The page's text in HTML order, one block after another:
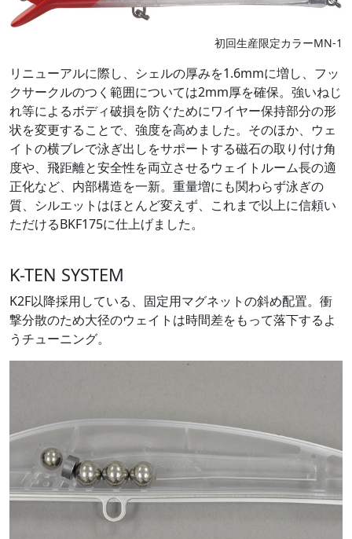
初回生産限定カラーMN-1
リニューアルに際し、シェルの厚みを1.6mmに増し、フッ
クサークルのつく範囲については2mm厚を確保。強いねじ
れ等によるボディ破損を防ぐためにワイヤー保持部分の形
状を変更することで、強度を高めました。そのほか、ウェ
イトの横ブレで泳ぎ出しをサポートする磁石の取り付け角
度や、飛距離と安全性を両立させるウェイトルーム長の適
正化など、内部構造を一新。重量増にも関わらず泳ぎの
質、シルエットはほとんど変えず、これまで以上に信頼い
ただけるBKF175に仕上げました。
K-TEN SYSTEM
K2F以降採用している、固定用マグネットの斜め配置。衝
撃分散のため大径のウェイトは時間差をもって落下するよ
うチューニング。